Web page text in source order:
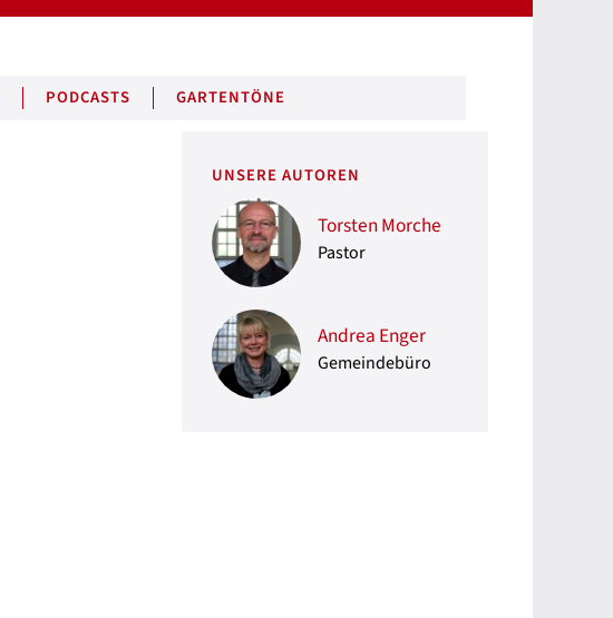
PODCASTS GARTENTÖNE
UNSERE AUTOREN
Torsten Morche
Pastor
Andrea Enger
Gemeindebüro